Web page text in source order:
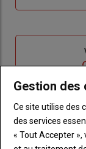
de
me
TITRE
Lien
Gestion des
Ce site utilise des
des services
« Tout Accepter »,